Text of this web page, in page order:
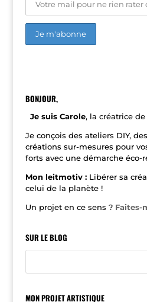
n
v
e
:
BONJOUR,
Je suis Carole, la créatrice
Je conçois des ateliers DIY,
créations sur-mesures pour
forts avec une démarche éco-
Mon leitmotiv : Libérer sa
celui de la planète !
Un projet en ce sens ? Faites-
SUR LE BLOG
MON PROJET ARTISTIQUE